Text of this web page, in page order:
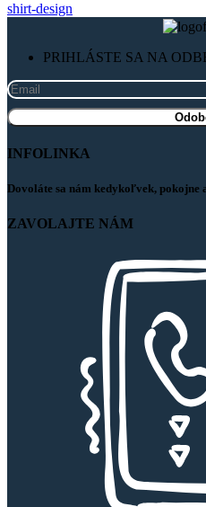
PRIHLÁSTE SA NA
INFOLINKA
Dovoláte sa nám kedykoľvek, pokojne
ZAVOLAJTE NÁM